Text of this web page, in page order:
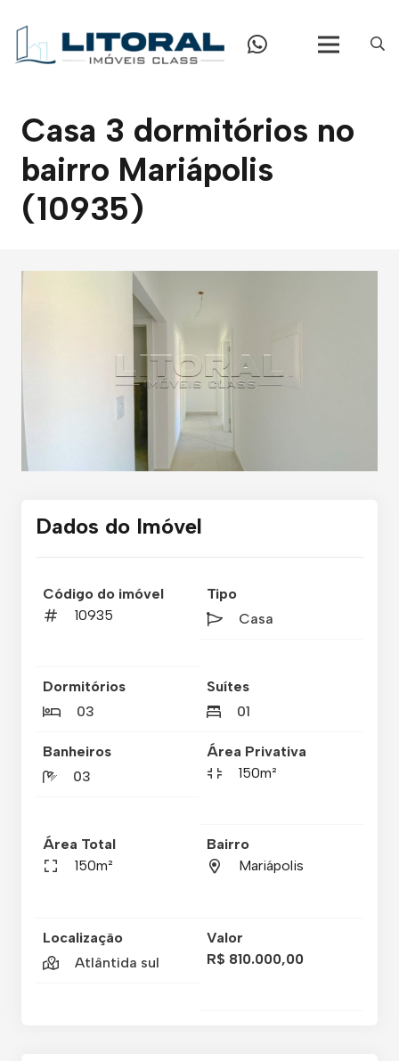
Casa 3 dormitórios no
bairro Mariápolis
(10935)
Dados do Imóvel
Código do imóvel
10935
Tipo
Casa
Dormitórios
03
Suítes
01
Banheiros
03
Área Privativa
150m²
Área Total
150m²
Bairro
Mariápolis
Localização
Atlântida sul
Valor
R$ 810.000,00